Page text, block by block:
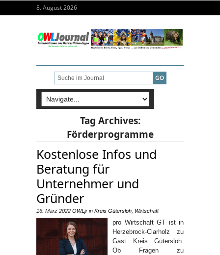
8. August 2026
Tag Archives:
Förderprogramme
Kostenlose Infos und
Beratung für
Unternehmer und
Gründer
16. März 2022 OWLjr in Kreis Gütersloh Wirtschaft
pro Wirtschaft GT ist in
Herzebrock-Clarholz zu
Gast Kreis Gütersloh.
Ob Fragen zu